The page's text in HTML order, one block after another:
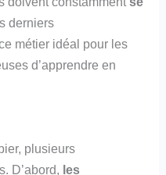
derniers
métier idéal pour les
d’apprendre en
plusieurs
D’abord, les